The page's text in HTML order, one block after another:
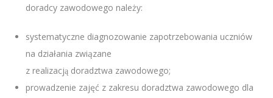
doradcy zawodowego należy:
systematyczne diagnozowanie zapotrzebowania uczniów
na działania związane
z realizacją doradztwa zawodowego;
prowadzenie zajęć z zakresu doradztwa zawodowego dla